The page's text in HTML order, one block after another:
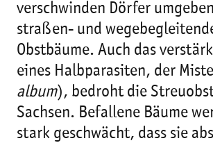
verschwinden Dörfer
straßen- und
Obstbäume. Auch das
eines Halbparasiten, der
album), bedroht die
Sachsen. Befallene Bäume
stark geschwächt, dass sie